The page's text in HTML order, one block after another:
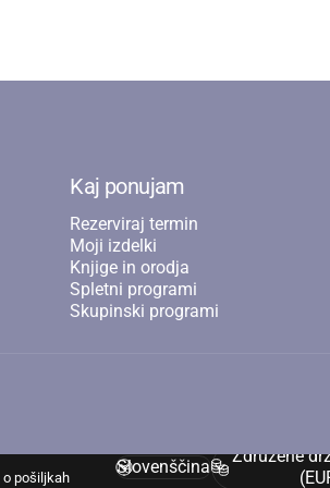
Kaj ponujam
Rezerviraj termin
Moji izdelki
Knjige in orodja
Spletni programi
Skupinski programi
o pošiljkah
Jezik
SlovenščinaDržava/regija
Združene